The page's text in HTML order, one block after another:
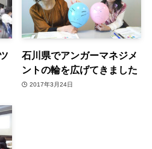
石川県でアンガーマネジメ
ントの輪を広げてきました
2017年3月24日